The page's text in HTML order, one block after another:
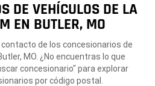
DE VEHÍCULOS DE LA
EN BUTLER, MO
de los concesionarios de
MO. ¿No encuentras lo que
concesionario" para explorar
por código postal.